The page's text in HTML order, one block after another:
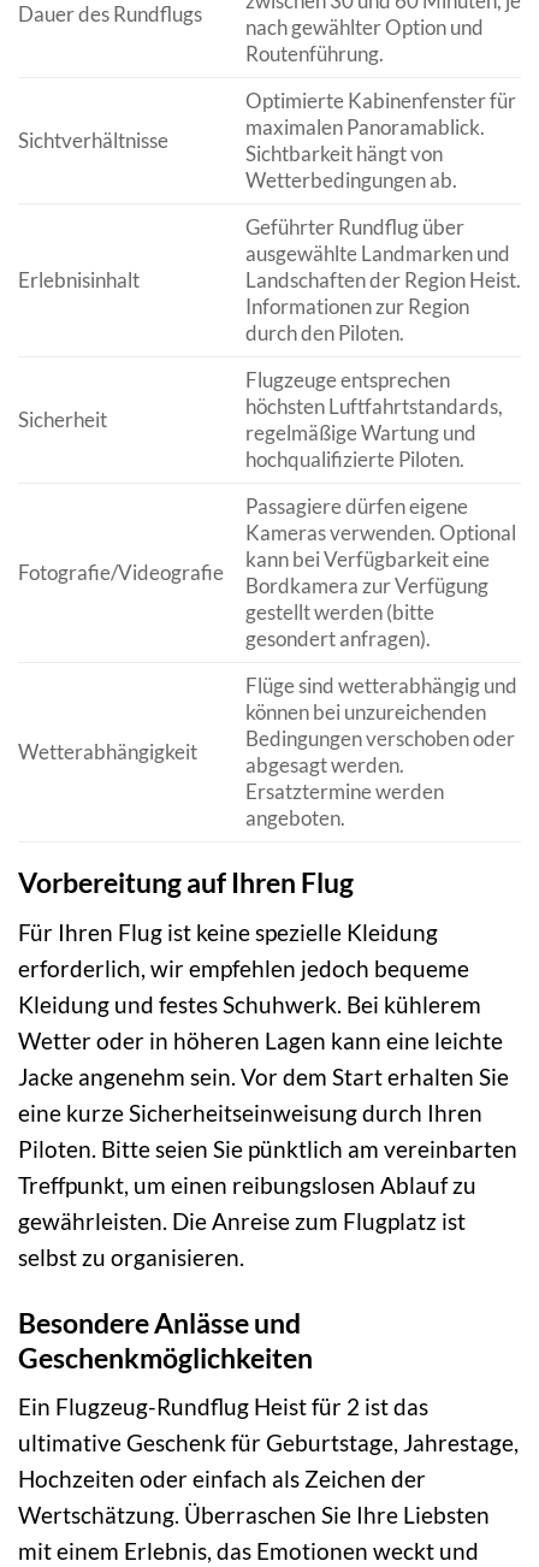
Dauer des Rundflugs
nach gewählter Option und
Routenführung.
Sichtverhältnisse
Optimierte Kabinenfenster für
maximalen Panoramablick.
Sichtbarkeit hängt von
Wetterbedingungen ab.
Erlebnisinhalt
Geführter Rundflug über
ausgewählte Landmarken und
Landschaften der Region Heist.
Informationen zur Region
durch den Piloten.
Sicherheit
Flugzeuge entsprechen
höchsten Luftfahrtstandards,
regelmäßige Wartung und
hochqualifizierte Piloten.
Fotografie/Videografie
Passagiere dürfen eigene
Kameras verwenden. Optional
kann bei Verfügbarkeit eine
Bordkamera zur Verfügung
gestellt werden (bitte
gesondert anfragen).
Wetterabhängigkeit
Flüge sind wetterabhängig und
können bei unzureichenden
Bedingungen verschoben oder
abgesagt werden.
Ersatztermine werden
angeboten.
Vorbereitung auf Ihren Flug
Für Ihren Flug ist keine spezielle Kleidung
erforderlich, wir empfehlen jedoch bequeme
Kleidung und festes Schuhwerk. Bei kühlerem
Wetter oder in höheren Lagen kann eine leichte
Jacke angenehm sein. Vor dem Start erhalten Sie
eine kurze Sicherheitseinweisung durch Ihren
Piloten. Bitte seien Sie pünktlich am vereinbarten
Treffpunkt, um einen reibungslosen Ablauf zu
gewährleisten. Die Anreise zum Flugplatz ist
selbst zu organisieren.
Besondere Anlässe und
Geschenkmöglichkeiten
Ein Flugzeug-Rundflug Heist für 2 ist das
ultimative Geschenk für Geburtstage, Jahrestage,
Hochzeiten oder einfach als Zeichen der
Wertschätzung. Überraschen Sie Ihre Liebsten
mit einem Erlebnis, das Emotionen weckt und